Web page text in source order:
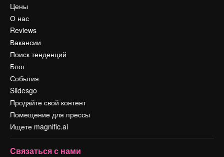
Цены
О нас
Reviews
Вакансии
Поиск тенденций
Блог
События
Slidesgo
Продайте свой контент
Помещение для прессы
Ищете magnific.ai
Связаться с нами